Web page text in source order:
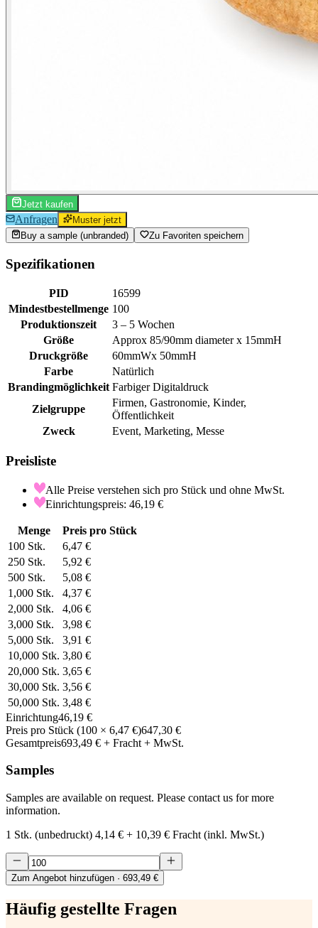
Jetzt kaufen
Anfragen
Muster jetzt
Buy a sample (unbranded)
Zu Favoriten speichern
Spezifikationen
PID
16599
Mindestbestellmenge 100
Produktionszeit
3 – 5 Wochen
Größe
Approx 85/90mm diameter x 15mmH
Druckgröße
60mmWx 50mmH
Farbe
Natürlich
Brandingmöglichkeit Farbiger Digitaldruck
Zielgruppe
Firmen, Gastronomie, Kinder,
Öffentlichkeit
Zweck
Event, Marketing, Messe
Preisliste
Alle Preise verstehen sich pro Stück und ohne MwSt.
Einrichtungspreis: 46,19 €
Menge
Preis pro Stück
100 Stk.
6,47 €
250 Stk.
5,92 €
500 Stk.
5,08 €
1,000 Stk.
4,37 €
2,000 Stk.
4,06 €
3,000 Stk.
3,98 €
5,000 Stk.
3,91 €
10,000 Stk. 3,80 €
20,000 Stk. 3,65 €
30,000 Stk. 3,56 €
50,000 Stk. 3,48 €
Einrichtung46,19 €
Preis pro Stück (100 × 6,47 €)647,30 €
Gesamtpreis693,49 € + Fracht + MwSt.
Samples
Samples are available on request. Please contact us for more
information.
1 Stk. (unbedruckt) 4,14 € + 10,39 € Fracht (inkl. MwSt.)
Zum Angebot hinzufügen · 693,49 €
Häufig gestellte Fragen